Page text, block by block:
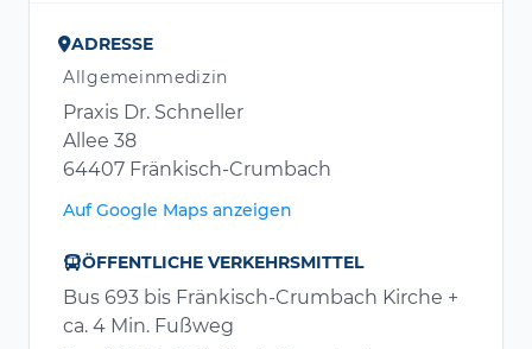
ADRESSE
Allgemeinmedizin
Praxis Dr. Schneller
Allee 38
64407 Fränkisch-Crumbach
Auf Google Maps anzeigen
ÖFFENTLICHE VERKEHRSMITTEL
Bus 693 bis Fränkisch-Crumbach Kirche +
ca. 4 Min. Fußweg